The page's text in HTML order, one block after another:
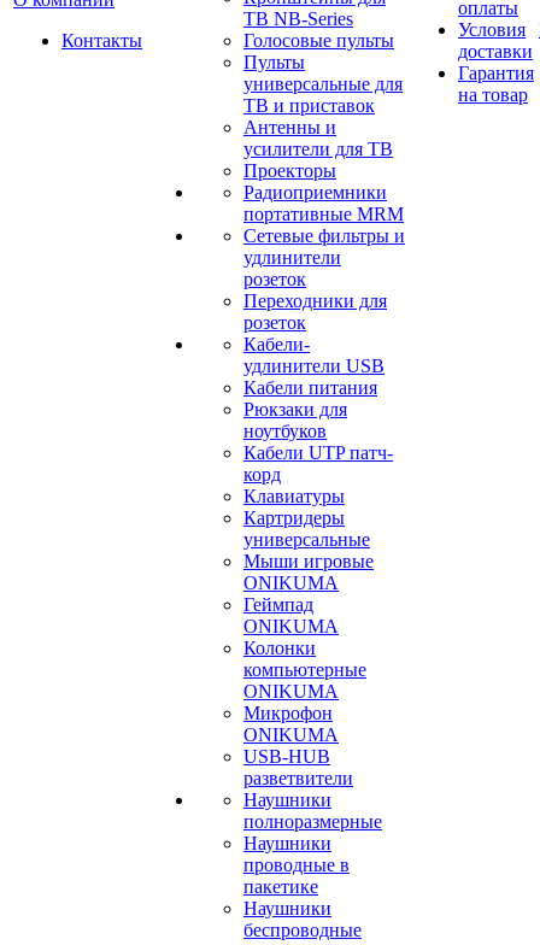
Контакты
ТВ NB-Series
Голосовые пульты
Пульты
универсальные для
ТВ и приставок
Антенны и
усилители для ТВ
Проекторы
Радиоприемники
портативные MRM
Сетевые фильтры и
удлинители
розеток
Переходники для
розеток
Кабели-
удлинители USB
Кабели питания
Рюкзаки для
ноутбуков
Кабели UTP патч-
корд
Клавиатуры
Картридеры
универсальные
Мыши игровые
ONIKUMA
Геймпад
ONIKUMA
Колонки
компьютерные
ONIKUMA
Микрофон
ONIKUMA
USB-HUB
разветвители
Наушники
полноразмерные
Наушники
проводные в
пакетике
Наушники
беспроводные
оплаты
Условия
доставки
Гарантия
на товар